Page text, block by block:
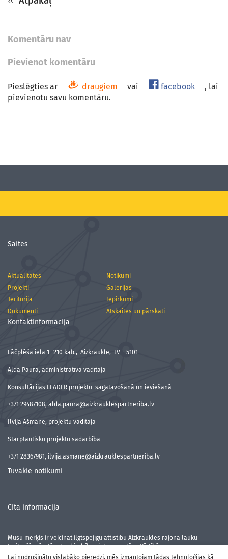
Lai nodrošinātu vislabāko pieredzi, mēs izmantojam tādas tehnoloģijas kā
Komentāru nav
Pievienot komentāru
Pieslēgties ar draugiem vai facebook
, lai
pievienotu savu komentāru.
Saites
Aktualitātes
Notikumi
Projekti
Galerijas
Teritorija
Iepirkumi
Dokumenti
Atskaites un pārskati
Kontaktinformācija
Lāčplēša iela 1- 210 kab., Aizkraukle, LV – 5101
Alda Paura, administratīvā vadītāja
Konsultācijas LEADER projektu sagatavošanā un ieviešanā
+371 29487108, alda.paura@aizkrauklespartneriba.lv
Ilvija Ašmane, projektu vadītāja
Starptautisko projektu sadarbība
+371 28367981, ilvija.asmane@aizkrauklespartneriba.lv
Tuvākie notikumi
Cita informācija
Mūsu mērķis ir veicināt ilgtspējīgu attīstību Aizkraukles rajona lauku
teritorijā, pārstāvot sabiedrības intereses tās attīstībā.